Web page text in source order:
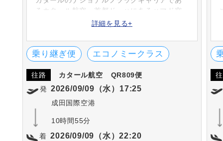
るカタール航空。首都ドーハにあるハマド空
港を本拠地とし、コードシェアも含め150以上
評価は国際的にも高く、数々の賞を受賞して
いる。
詳細を見る+
乗り継ぎ便 エコノミークラス
往路 カタール航空
QR809便
発 2026/09/09（水）17:25
成田国際空港
10時間55分
着 2026/09/09（水）22:20